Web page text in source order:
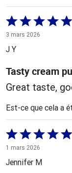
Coté
5 sur
5
3 mars 2026
J Y
Tasty cream
Great taste,
Est-ce que cela a
Coté
5 sur
5
1 mars 2026
Jennifer M